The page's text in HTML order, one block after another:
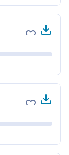
Voeg toe
Voeg toe